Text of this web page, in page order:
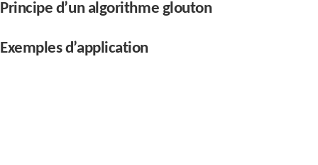
Principe d’un algorithme glouton
Exemples d’application